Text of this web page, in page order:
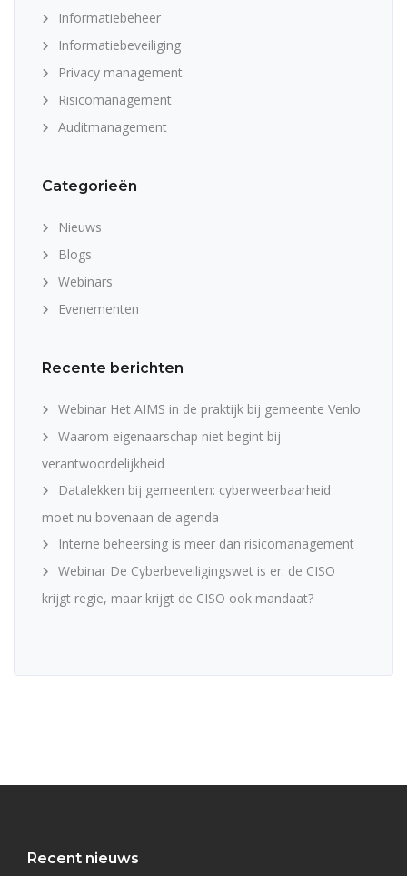
Informatiebeheer
Informatiebeveiliging
Privacy management
Risicomanagement
Auditmanagement
Categorieën
Nieuws
Blogs
Webinars
Evenementen
Recente berichten
Webinar Het AIMS in de praktijk bij gemeente Venlo
Waarom eigenaarschap niet begint bij
verantwoordelijkheid
Datalekken bij gemeenten: cyberweerbaarheid
moet nu bovenaan de agenda
Interne beheersing is meer dan risicomanagement
Webinar De Cyberbeveiligingswet is er: de CISO
krijgt regie, maar krijgt de CISO ook mandaat?
Recent nieuws